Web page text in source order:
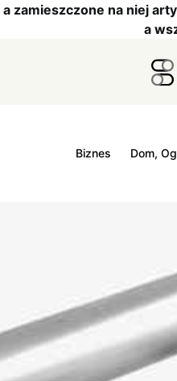
zamieszczone na niej
a
Biznes Dom,